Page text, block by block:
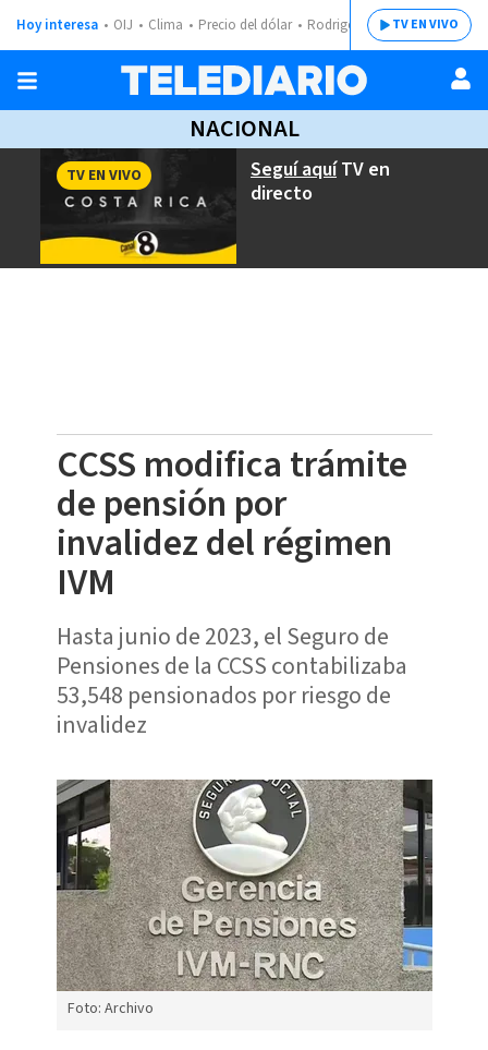
Hoy interesa OIJ Clima Precio del dólar Rodrigo ChavesTV EN VIVO
NACIONAL
Seguí aquíTV en
directo
TV EN VIVO
CCSS modifica trámite
de pensión por
invalidez del régimen
IVM
Hasta junio de 2023, el Seguro de
Pensiones de la CCSS contabilizaba
53,548 pensionados por riesgo de
invalidez
Foto: Archivo